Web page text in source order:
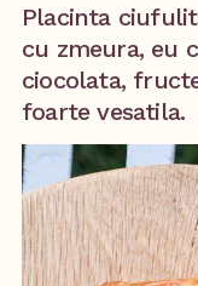
Placinta
cu zmeura, eu
ciocolata,
foarte vesatila.